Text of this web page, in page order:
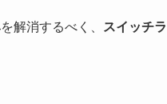
を解消するべく、 スイッチ